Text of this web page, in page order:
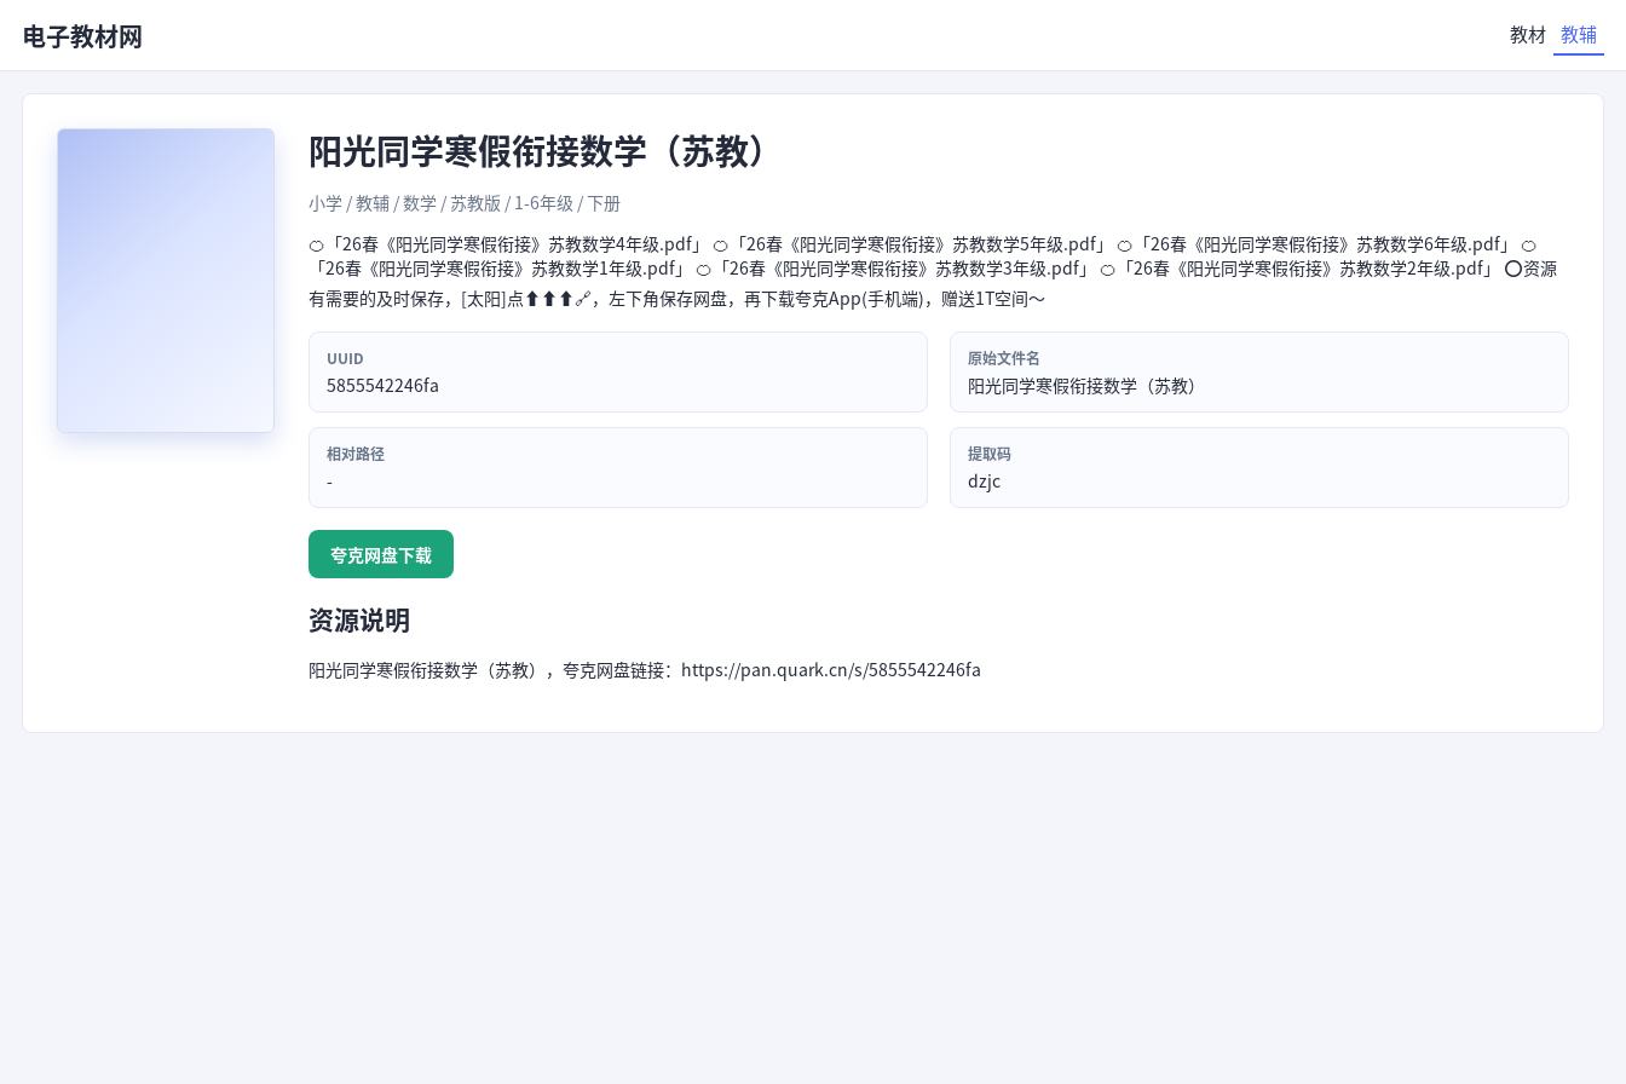
电子教材网 教材 教辅
阳光同学寒假衔接数学（苏教）
小学 / 教辅 / 数学 / 苏教版 / 1-6年级 / 下册
🍊「26春《阳光同学寒假衔接》苏教数学4年级.pdf」 🍊「26春《阳光同学寒假衔接》苏教数学5年级.pdf」 🍊「26春《阳光同学寒假衔接》苏教数学6年级.pdf」 🍊
「26春《阳光同学寒假衔接》苏教数学1年级.pdf」 🍊「26春《阳光同学寒假衔接》苏教数学3年级.pdf」 🍊「26春《阳光同学寒假衔接》苏教数学2年级.pdf」 ⭕资源
有需要的及时保存，[太阳]点⬆⬆⬆🔗，左下角保存网盘，再下载夸克App(手机端)，赠送1T空间～
UUID
5855542246fa
原始文件名
阳光同学寒假衔接数学（苏教）
相对路径
-
提取码
dzjc
夸克网盘下载
资源说明
阳光同学寒假衔接数学（苏教），夸克网盘链接：https://pan.quark.cn/s/5855542246fa